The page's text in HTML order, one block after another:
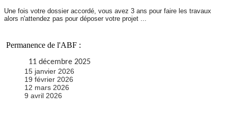
Une fois votre dossier accordé, vous avez 3 ans pour faire les travaux
alors n'attendez pas pour déposer votre projet ...
Permanence de l'ABF :
11 décembre 2025
15 janvier 2026
19 février 2026
12 mars 2026
9 avril 2026